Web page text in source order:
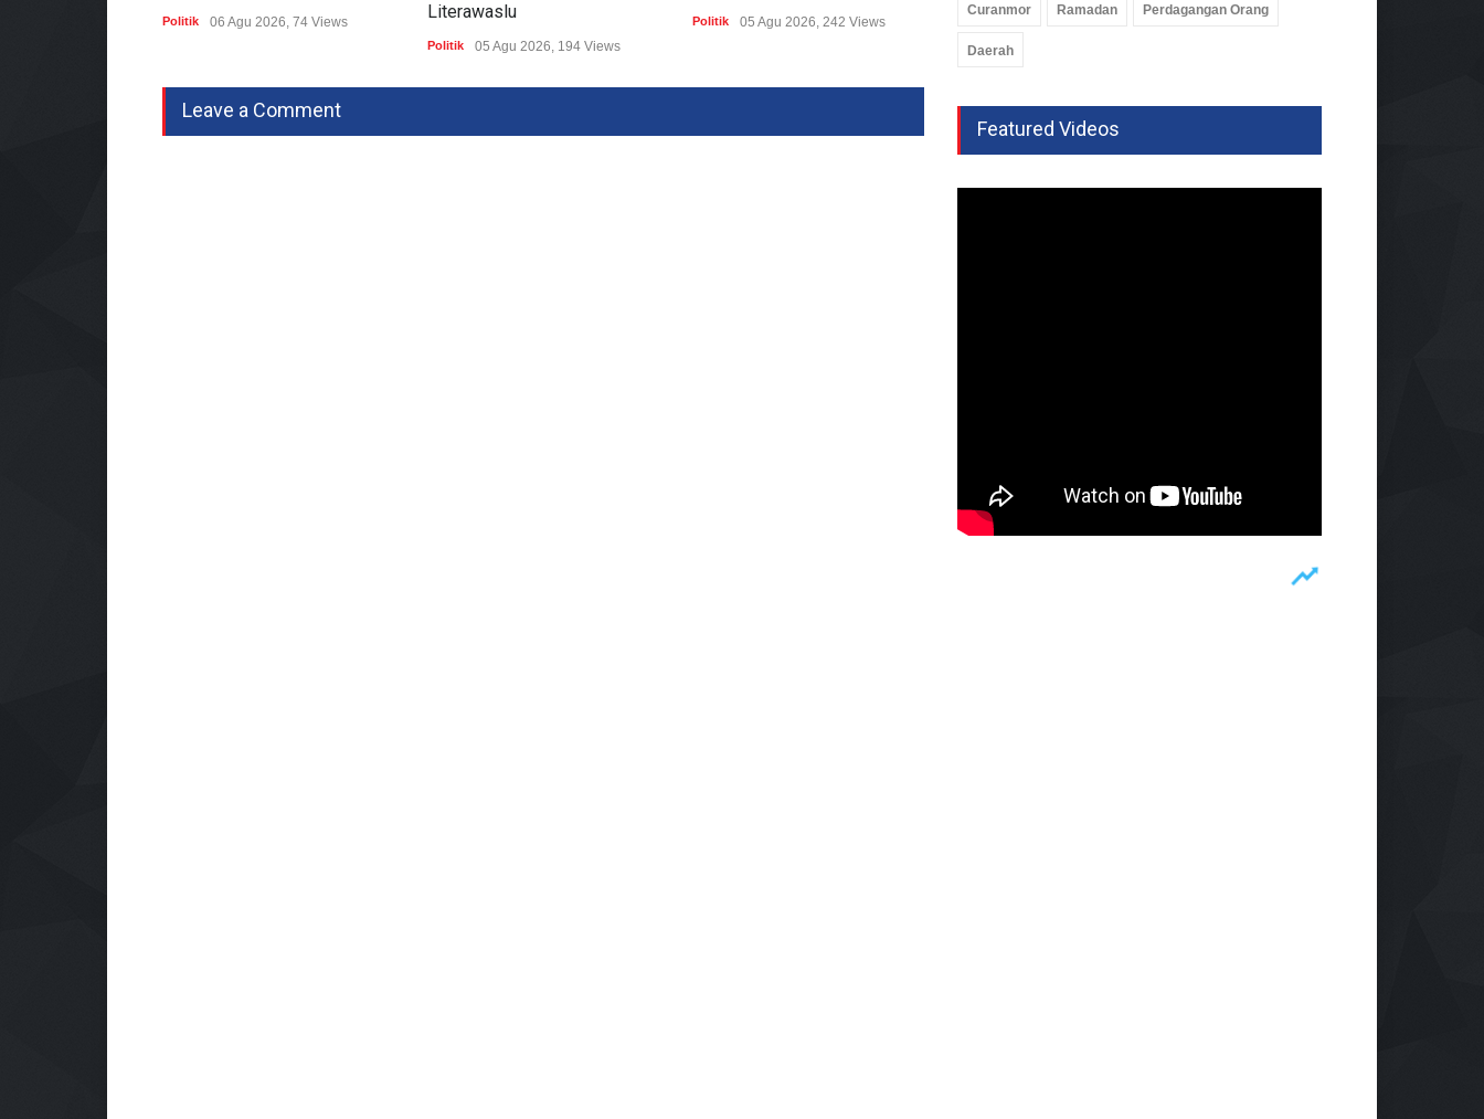
Politik 06 Agu 2026, 74 Views
Literawaslu
Politik 05 Agu 2026, 194 Views
Politik 05 Agu 2026, 242 Views
Pembangunan
Politik 04 Agu 2026, 331 Views
Leave a Comment
Curanmor Ramadan Perdagangan Orang
Daerah
Featured Videos